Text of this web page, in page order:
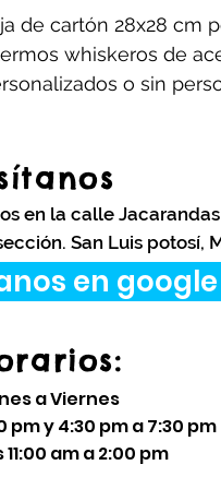
de cartón 28x28 cm
whiskeros de
o sin
en la calle
San Luis potosí,
a Viernes
pm y 4:30 pm a 7:30 pm
am a 2:00 pm
en